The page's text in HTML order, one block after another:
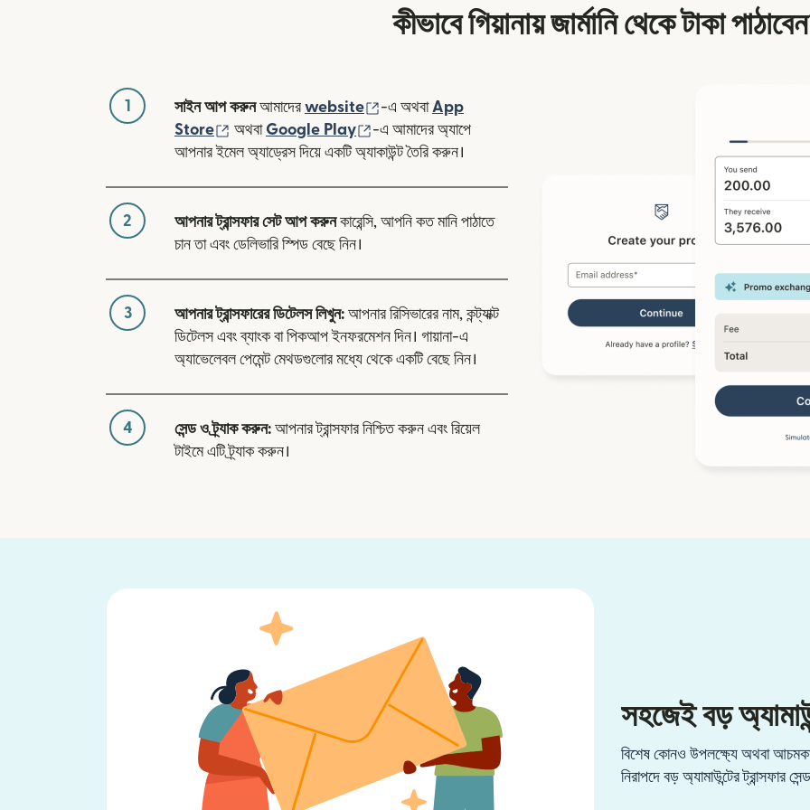
কীভাবে গিয়ানায় জার্মানি থেকে টাকা
1 সাইন আপ করুনআমাদেরwebsite (নতুন উইন্ডোতে খুলবে)
-এ অথবা App
Store
(নতুন উইন্ডোতে খুলবে)
অথবা Google Play (নতুন উইন্ডোতে খুলবে)
-এ আমাদের অ্যাপে
আপনার ইমেল অ্যাড্রেস দিয়ে একটি অ্যাকাউন্ট তৈরি করুন।
2 আপনার ট্রান্সফার সেট আপ করুনকারেন্সি, আপনি কত মানি পাঠাতে
চান তা এবং ডেলিভারি স্পিড বেছে নিন।
3 আপনার ট্রান্সফারের ডিটেলস লিখুন: আপনার রিসিভারের নাম, কন্ট্যাক্ট
ডিটেলস এবং ব্যাংক বা পিকআপ ইনফরমেশন দিন। গায়ানা-এ
অ্যাভেলেবল পেমেন্ট মেথডগুলোর মধ্যে থেকে একটি বেছে নিন।
4 সেন্ড ও ট্র্যাক করুন: আপনার ট্রান্সফার নিশ্চিত করুন এবং রিয়েল
টাইমে এটি ট্র্যাক করুন।
সহজেই বড়
বিশেষ কোনও উপলক্ষ্যে অথবা
নিরাপদে বড় অ্যামাউন্টের ট্রান্সফার